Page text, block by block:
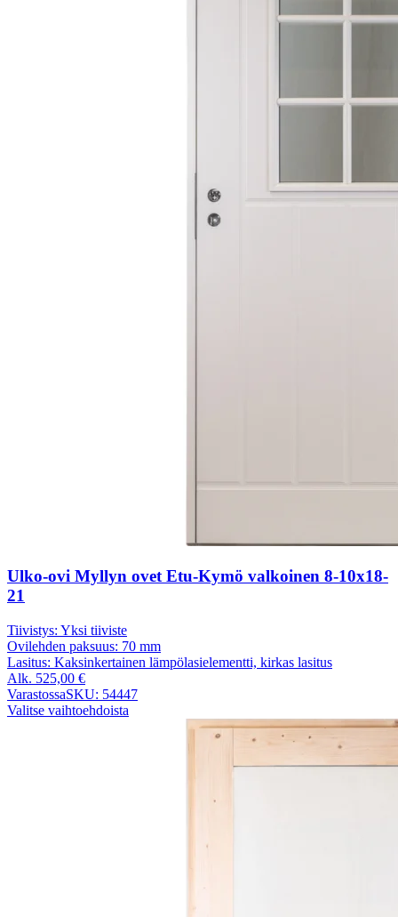
Ulko-ovi Myllyn ovet Etu-Kymö valkoinen 8-10x18-
21
Tiivistys: Yksi tiiviste
Ovilehden paksuus: 70 mm
Lasitus: Kaksinkertainen lämpölasielementti, kirkas lasitus
Alk. 525,00 €
VarastossaSKU: 54447
Valitse vaihtoehdoista